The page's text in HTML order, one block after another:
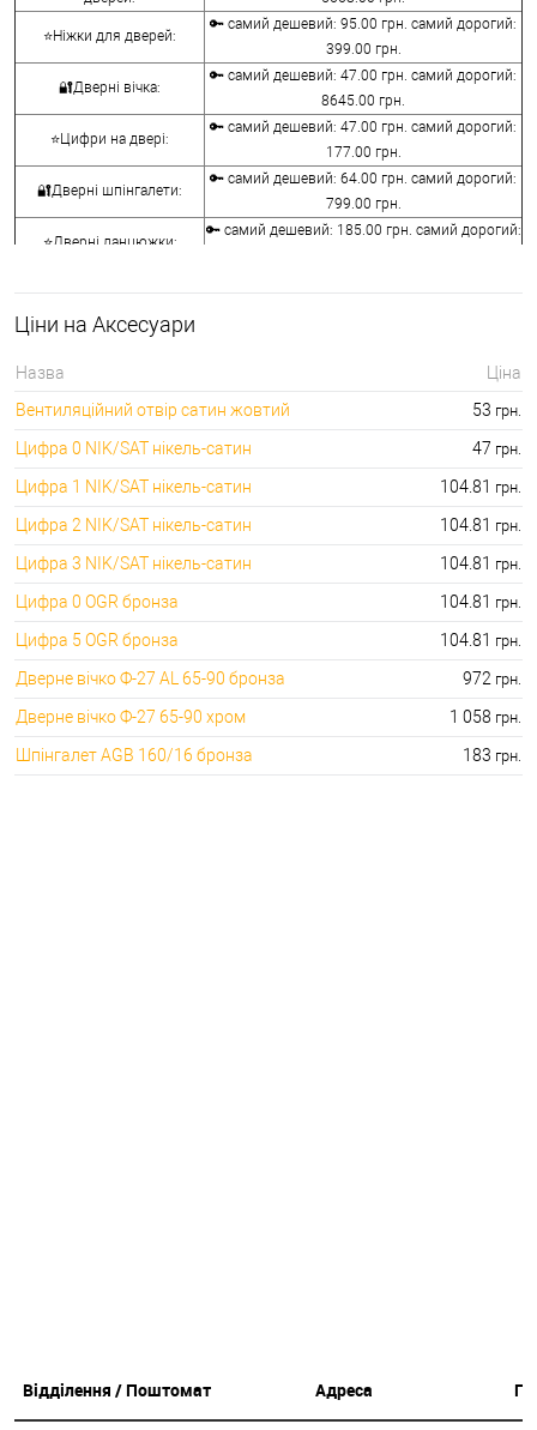
⭐Ніжки для дверей:
🔑 самий дешевий: 95.00 грн. самий дорогий:
399.00 грн.
🔐Дверні вічка:
🔑 самий дешевий: 47.00 грн. самий дорогий:
8645.00 грн.
⭐Цифри на двері:
🔑 самий дешевий: 47.00 грн. самий дорогий:
177.00 грн.
🔐Дверні шпінгалети:
🔑 самий дешевий: 64.00 грн. самий дорогий:
799.00 грн.
⭐Дверні ланцюжки:
🔑 самий дешевий: 185.00 грн. самий дорогий:
🔐Дверні засуви:
дверей:
🔑 самий дешевий: 53.00 грн. самий дорогий:
Ціни на Аксесуари
Назва
Ціна
Вентиляційний отвір сатин жовтий
53 грн.
Цифра 0 NIK/SAT нікель-сатин 47 грн.
Цифра 1 NIK/SAT нікель-сатин 104.81 грн.
Цифра 2 NIK/SAT нікель-сатин 104.81 грн.
Цифра 3 NIK/SAT нікель-сатин 104.81 грн.
Цифра 0 OGR бронза 104.81 грн.
Цифра 5 OGR бронза 104.81 грн.
Дверне вічко Ф-27 AL 65-90 бронза 972 грн.
Дверне вічко Ф-27 65-90 хром 1 058 грн.
Шпінгалет AGB 160/16 бронза 183 грн.
Відділення / Поштомат Адреса